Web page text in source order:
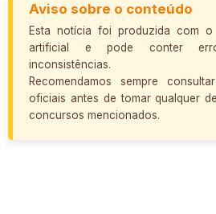
Aviso sobre o conteúdo
Esta notícia foi produzida com o
artificial e pode conter
inconsistências.
Recomendamos sempre
oficiais antes de tomar qualquer
concursos mencionados.